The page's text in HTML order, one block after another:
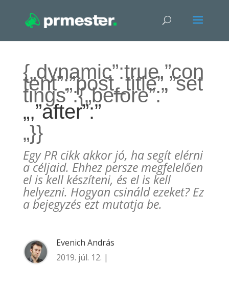
{„dynamic”:true,”con
tent”:”post_title”,”set
tings”:{„before”:”
„,”after”:”
„}}
Egy PR cikk akkor jó, ha segít elérni
a céljaid. Ehhez persze megfelelően
el is kell készíteni, és el is kell
helyezni. Hogyan csináld ezeket? Ez
a bejegyzés ezt mutatja be.
Evenich András
2019. júl. 12. |